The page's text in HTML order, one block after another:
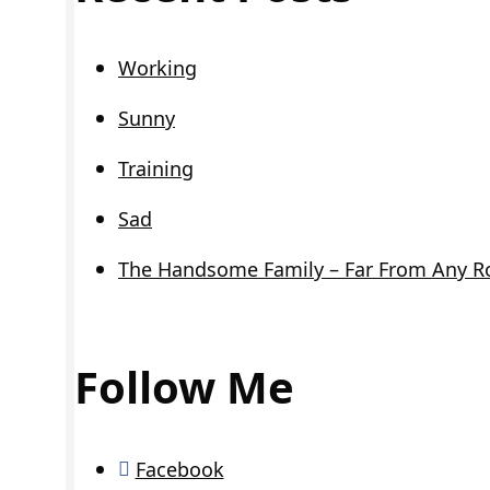
Working
Sunny
Training
Sad
The Handsome Family – Far From Any
Follow Me
Facebook